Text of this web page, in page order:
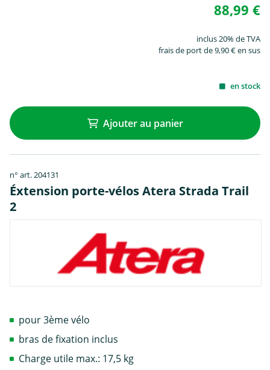
88,99 €
inclus 20% de TVA
frais de port de 9,90 € en sus
en stock
Ajouter au panier
n° art. 204131
Éxtension porte-vélos Atera Strada Trail
2
pour 3ème vélo
bras de fixation inclus
Charge utile max.: 17,5 kg